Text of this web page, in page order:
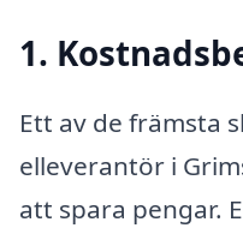
1.
Ett av de främsta
elleverantör i
att spara pengar.